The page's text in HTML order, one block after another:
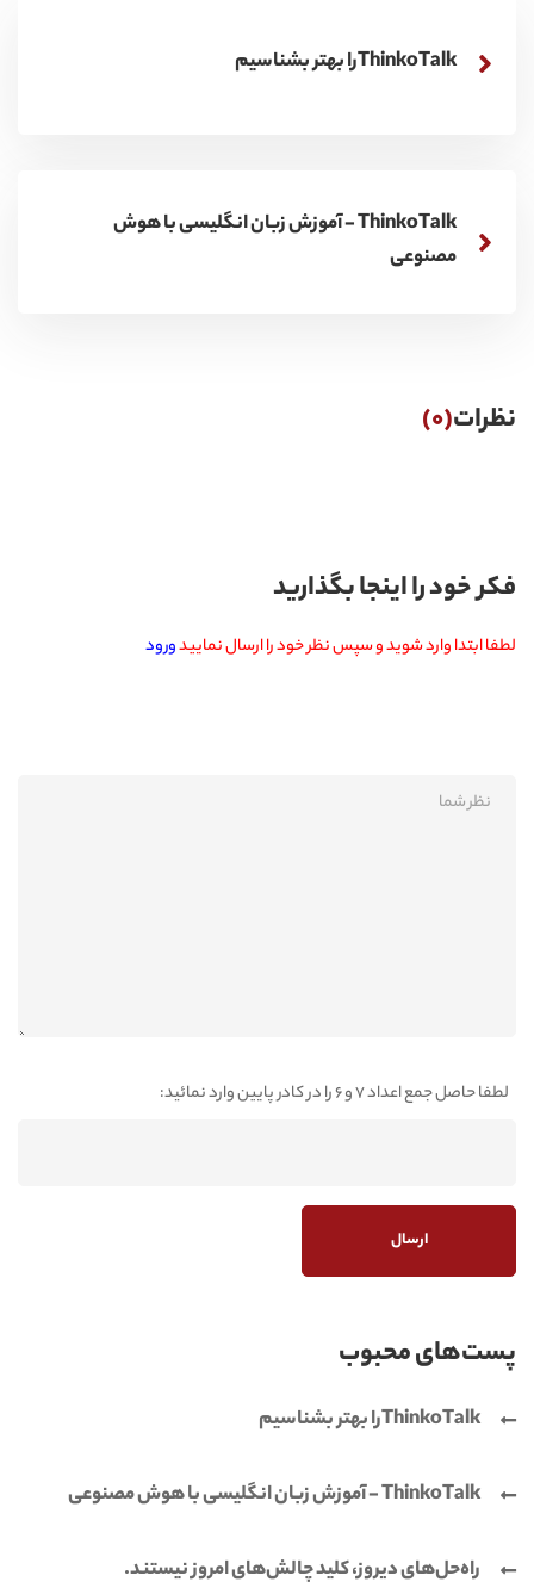
ThinkoTalkرا بهتر بشناسیم
ThinkoTalk - آموزش زبان انگلیسی با هوش
مصنوعی
نظرات(0)
فکر خود را اینجا بگذارید
لطفا ابتدا وارد شوید و سپس نظر خود را ارسال نماییدورود
لطفا حاصل جمع اعداد 7 و 6 را در کادر پایین وارد نمائید:
پست‌های محبوب
ThinkoTalkرا بهتر بشناسیم
ThinkoTalk - آموزش زبان انگلیسی با هوش مصنوعی
راه‌حل‌های دیروز، کلید چالش‌های امروز نیستند.